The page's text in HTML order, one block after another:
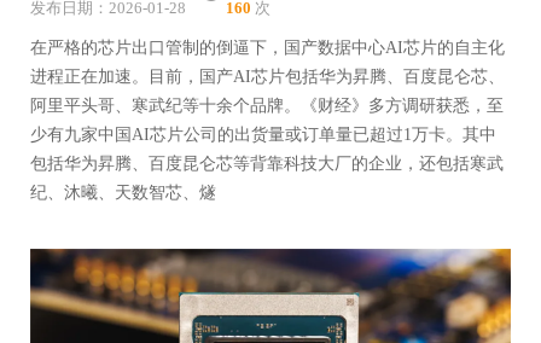
发布日期：2026-01-28 160 次
在严格的芯片出口管制的倒逼下，国产数据中心AI芯片的自主化
进程正在加速。目前，国产AI芯片包括华为昇腾、百度昆仑芯、
阿里平头哥、寒武纪等十余个品牌。《财经》多方调研获悉，至
少有九家中国AI芯片公司的出货量或订单量已超过1万卡。其中
包括华为昇腾、百度昆仑芯等背靠科技大厂的企业，还包括寒武
纪、沐曦、天数智芯、燧